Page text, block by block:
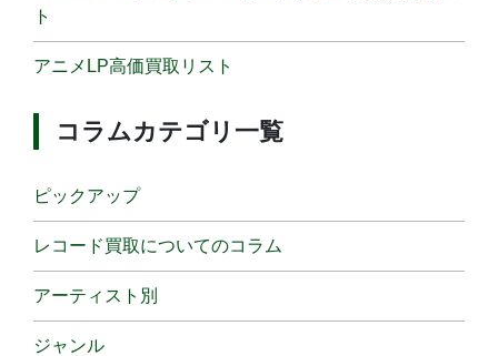
ト
アニメLP高価買取リスト
コラムカテゴリ一覧
ピックアップ
レコード買取についてのコラム
アーティスト別
ジャンル